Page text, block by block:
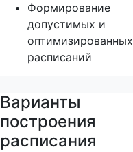
Формирование
допустимых и
оптимизированных
расписаний
Варианты
построения
расписания